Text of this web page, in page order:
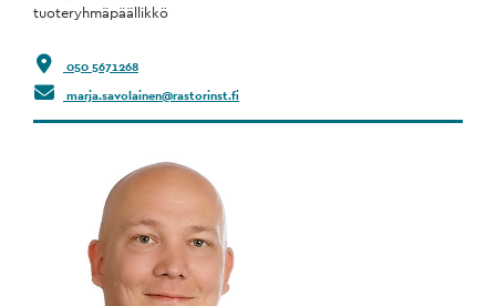
tuoteryhmäpäällikkö
050 5671268
marja.savolainen@rastorinst.fi